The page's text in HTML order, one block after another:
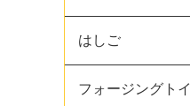
はしご
フォージングトイ